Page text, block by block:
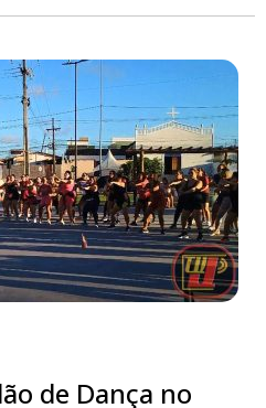
de Dança no